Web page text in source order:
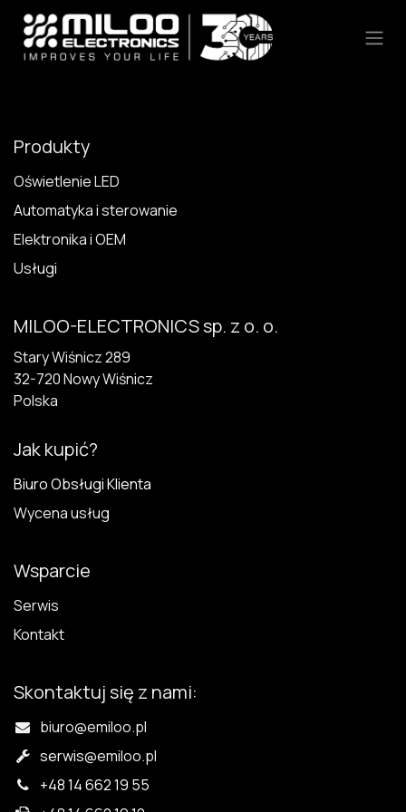
Skip to Content
Produkty
Oświetlenie LED
Automatyka i sterowanie
Elektronika i OEM
Usługi
MILOO-ELECTRONICS sp. z o. o.
Stary Wiśnicz 289
32-720 N​owy Wiśnicz
Polska
Jak kupić?
Biuro Obsługi Klienta
Wycena usług
Wsparcie
Serwis
Kontakt
Skontaktuj się z nami:
biuro@emiloo.pl
serwis@emiloo.pl
+48 14 662 19 55